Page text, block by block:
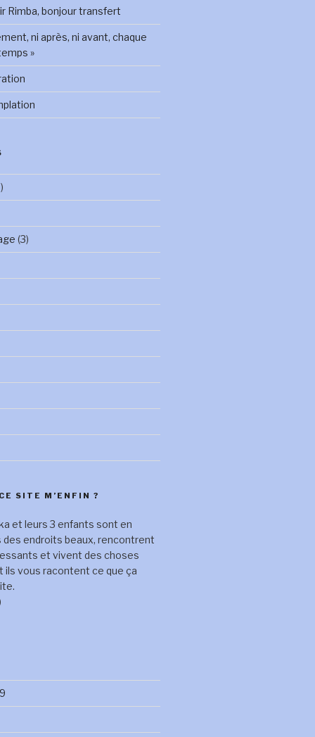
Rimba, bonjour transfert
ni après, ni avant, chaque
»
(3)
SITE M’ENFIN ?
et leurs 3 enfants sont en
des endroits beaux, rencontrent
et vivent des choses
ils vous racontent ce que ça